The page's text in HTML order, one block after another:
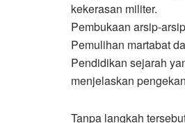
kekerasan militer.
Pembukaan arsip-
Pemulihan martabat
Pendidikan sejarah
menjelaskan
Tanpa langkah